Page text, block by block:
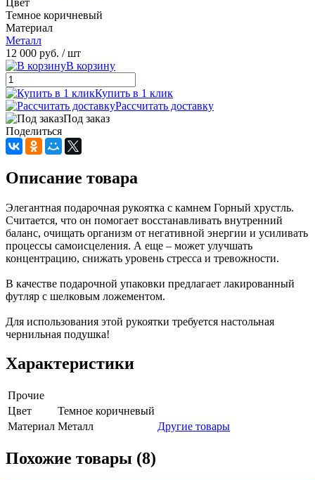
Темное коричневый
Материал
Металл
12 000 руб. / шт
В корзину
Купить в 1 клик
Рассчитать доставку
Под заказ
Поделиться
Описание товара
Элегантная подарочная рукоятка с камнем Горный хрустль.
Считается, что он помогает восстанавливать внутренний
баланс, очищать организм от негативной энергии и усиливать
процессы самоисцеления. А еще – может улучшать
концентрацию, снижать уровень стресса и тревожности.
В качестве подарочной упаковки предлагает лакированный
футляр с шелковым ложементом.
Для использования этой рукоятки требуется настольная
чернильная подушка!
Характеристики
Прочие
Цвет
Темное коричневый
Материал Металл Другие товары
Похожие товары (8)